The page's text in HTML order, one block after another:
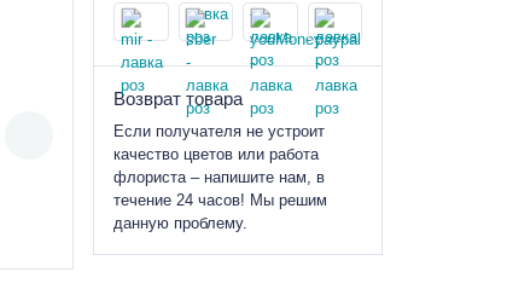
Возврат товара
Если получателя не устроит
качество цветов или работа
флориста – напишите нам, в
течение 24 часов! Мы решим
данную проблему.